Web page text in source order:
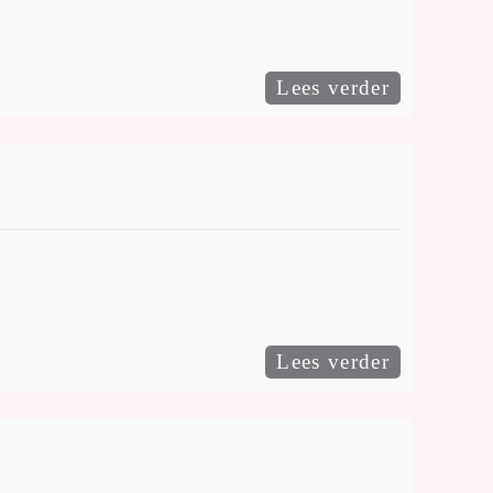
Lees verder
Lees verder